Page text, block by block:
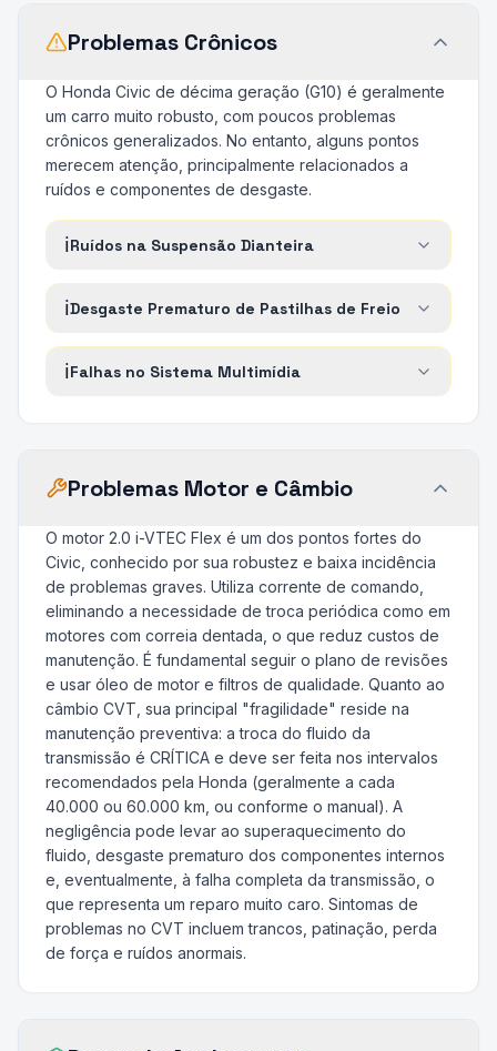
Problemas Crônicos
O Honda Civic de décima geração (G10) é geralmente
um carro muito robusto, com poucos problemas
crônicos generalizados. No entanto, alguns pontos
merecem atenção, principalmente relacionados a
ruídos e componentes de desgaste.
ℹ️Ruídos na Suspensão Dianteira
ℹ️Desgaste Prematuro de Pastilhas de Freio
ℹ️Falhas no Sistema Multimídia
Problemas Motor e Câmbio
O motor 2.0 i-VTEC Flex é um dos pontos fortes do
Civic, conhecido por sua robustez e baixa incidência
de problemas graves. Utiliza corrente de comando,
eliminando a necessidade de troca periódica como em
motores com correia dentada, o que reduz custos de
manutenção. É fundamental seguir o plano de revisões
e usar óleo de motor e filtros de qualidade. Quanto ao
câmbio CVT, sua principal "fragilidade" reside na
manutenção preventiva: a troca do fluido da
transmissão é CRÍTICA e deve ser feita nos intervalos
recomendados pela Honda (geralmente a cada
40.000 ou 60.000 km, ou conforme o manual). A
negligência pode levar ao superaquecimento do
fluido, desgaste prematuro dos componentes internos
e, eventualmente, à falha completa da transmissão, o
que representa um reparo muito caro. Sintomas de
problemas no CVT incluem trancos, patinação, perda
de força e ruídos anormais.